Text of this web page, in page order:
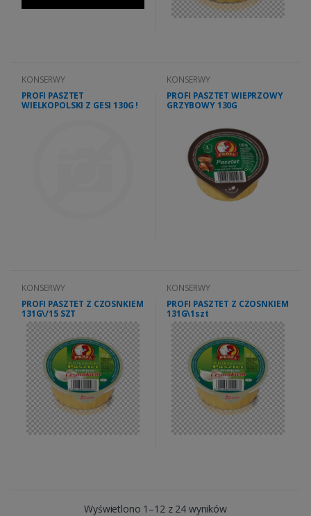
KONSERWY
PROFI PASZTET
WIELKOPOLSKI Z GESI 130G !
KONSERWY
PROFI PASZTET WIEPRZOWY
GRZYBOWY 130G
KONSERWY
PROFI PASZTET Z CZOSNKIEM
131G\/15 SZT
KONSERWY
PROFI PASZTET Z CZOSNKIEM
131G\1szt
Wyświetlono 1–12 z 24 wyników